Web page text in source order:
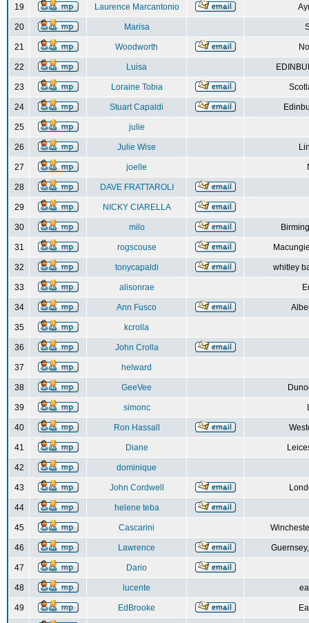
19 Laurence Marcantonio
20 Marisa
21 Woodworth
22 Luisa
23 Loraine Tobia
24 Stuart Capaldi
25 julie
26 Julie Wise
27 joelle
28 DAVE FRATTAROLI
29 NICKY CIARELLA
30 milo
31 rogscouse
32 tonycapaldi whitley
33 alisonrae
34 Ann Fusco
35 kcrolla
36 John Crolla
37 helward
38 GeeVee
39 simonc
40 Ron Hassall
41 Diane
42 dominique
43 John Cordwell
44 helene teba
45 Cascarini
46 Lawrence
47 Dario
48 lucente
49 EdBrooke